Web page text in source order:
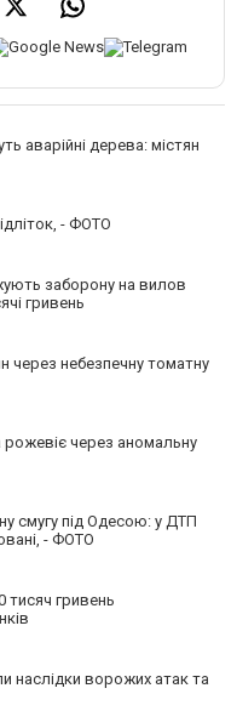
аварійні дерева: містян
- ФОТО
заборону на вилов
гривень
через небезпечну томатну
рожевіє через аномальну
смугу під Одесою: у ДТП
- ФОТО
гривень
наслідки ворожих атак та